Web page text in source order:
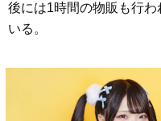
後には1時間の物販も行
いる。